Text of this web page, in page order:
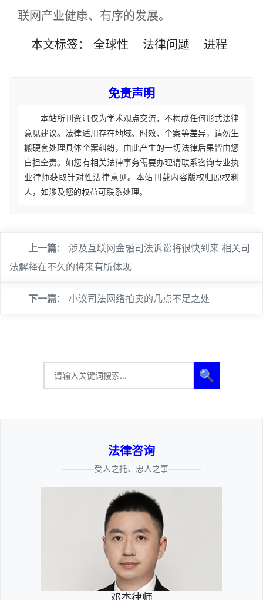
联网产业健康、有序的发展。
本文标签： 全球性 法律问题 进程
免责声明
本站所刊资讯仅为学术观点交流，不构成任何形式法律
意见建议。法律适用存在地域、时效、个案等差异，请勿生
搬硬套处理具体个案纠纷，由此产生的一切法律后果皆由您
自担全责。如您有相关法律事务需要办理请联系咨询专业执
业律师获取针对性法律意见。本站刊载内容版权归原权利
人，如涉及您的权益可联系处理。
上一篇： 涉及互联网金融司法诉讼将很快到来 相关司
法解释在不久的将来有所体现
下一篇： 小议司法网络拍卖的几点不足之处
🔍
法律咨询
————受人之托、忠人之事————